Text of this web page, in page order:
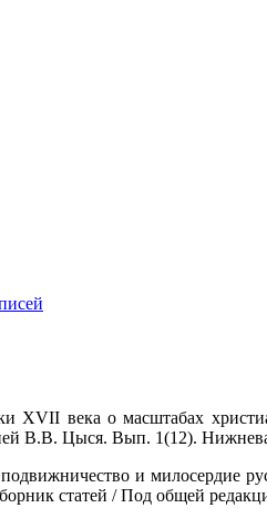
XVII века о масштабах
В.В. Цыся. Вып. 1(12).
и милосердие
статей / Под общей